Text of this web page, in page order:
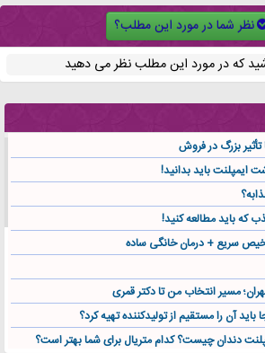
نظر شما در مورد این مطلب؟
که در مورد این مطلب نظر می دهید
بزرگ در فروش
که باید مطالعه کنید!
سریع + درمان خانگی ساده
مسیر انتخاب من تا دکتر قمری
آن را مستقیم از تولیدکننده تهیه کرد؟
دندان چیست؟ کدام متریال برای شما بهتر است؟